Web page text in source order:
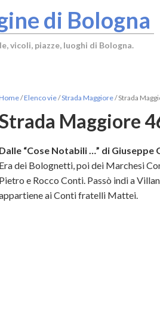
di Bologna
vicoli, piazze, luoghi di Bologna.
/Elenco vie/Strada Maggiore/Strada
Maggiore
Dalle “Cose Notabili …” di Giuseppe
Era dei Bolognetti, poi dei Marchesi
Pietro e Rocco Conti. Passò indi a
ai Conti fratelli Mattei.